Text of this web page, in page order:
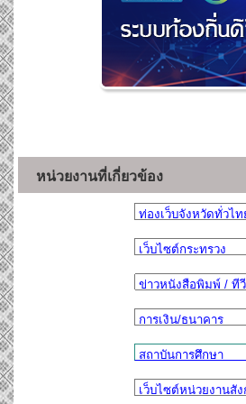
หน่วยงานที่เกี่ยวข้อง